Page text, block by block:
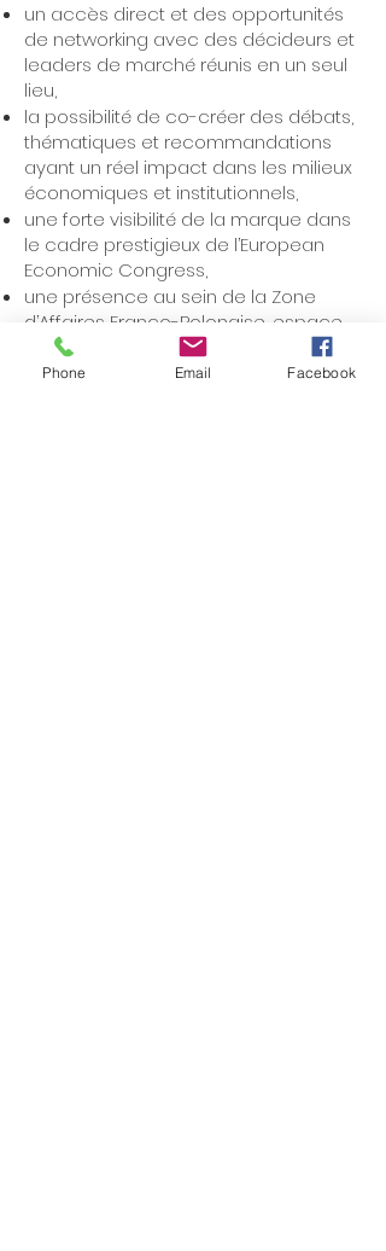
un accès direct et des opportunités
de networking avec des décideurs et
leaders de marché réunis en un seul
lieu,
la possibilité de co-créer des débats,
thématiques et recommandations
ayant un réel impact dans les milieux
économiques et institutionnels,
une forte visibilité de la marque dans
le cadre prestigieux de l’European
Economic Congress,
une présence au sein de la Zone
d’Affaires Franco-Polonaise, espace
dédié aux rencontres et à la
promotion,
Phone Email Facebook